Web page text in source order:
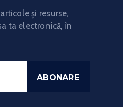
și resurse,
ta electronică, în